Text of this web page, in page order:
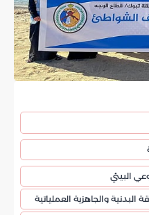
البيئي
البدنية والجاهزية العملياتية